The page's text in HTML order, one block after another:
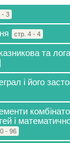
- 3
стр. 4 - 4
та
і його
і
- 96